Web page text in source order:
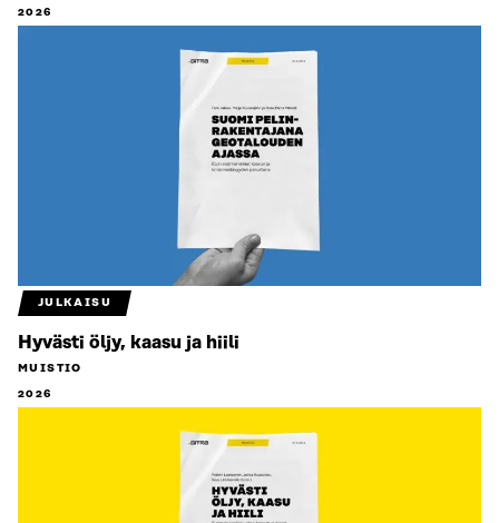
2026
JULKAISU
Hyvästi öljy, kaasu ja hiili
MUISTIO
2026